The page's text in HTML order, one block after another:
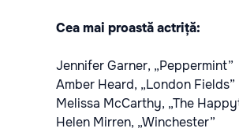
Cea mai proastă actriță:
Jennifer Garner, „Peppermint”
Amber Heard, „London Fields”
Melissa McCarthy, „The
Helen Mirren, „Winchester”